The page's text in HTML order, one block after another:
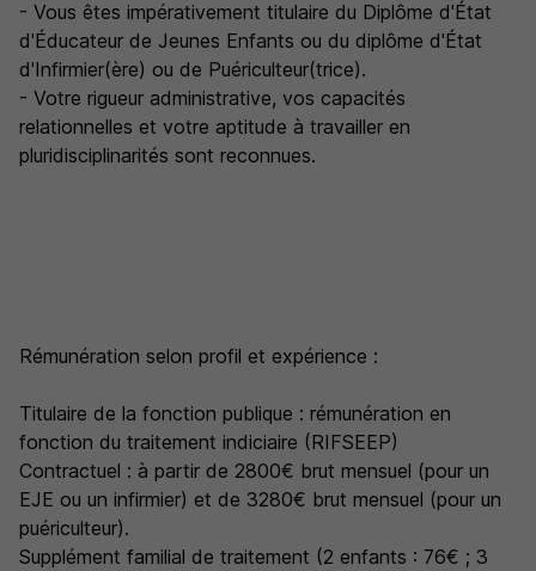
- Vous êtes impérativement titulaire du Diplôme d'État
d'Éducateur de Jeunes Enfants ou du diplôme d'État
d'Infirmier(ère) ou de Puériculteur(trice).
- Votre rigueur administrative, vos capacités
relationnelles et votre aptitude à travailler en
pluridisciplinarités sont reconnues.
Rémunération selon profil et expérience :
Titulaire de la fonction publique : rémunération en
fonction du traitement indiciaire (RIFSEEP)
Contractuel : à partir de 2800€ brut mensuel (pour un
EJE ou un infirmier) et de 3280€ brut mensuel (pour un
puériculteur).
Supplément familial de traitement (2 enfants : 76€ ; 3